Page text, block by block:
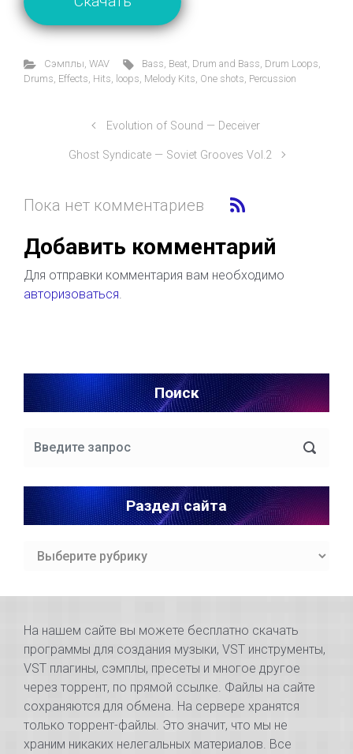
Cэмплы, WAV Bass, Beat, Drum and Bass, Drum Loops,
Drums, Effects, Hits, loops, Melody Kits, One shots, Percussion
Evolution of Sound — Deceiver
Ghost Syndicate — Soviet Grooves Vol.2
Пока нет комментариев
Добавить комментарий
Для отправки комментария вам необходимо
авторизоваться.
Поиск
Раздел сайта
Раздел
На нашем сайте вы можете бесплатно скачать
программы для создания музыки, VST инструменты,
VST плагины, сэмплы, пресеты и многое другое
через торрент, по прямой ссылке. Файлы на сайте
сохраняются для обмена. На сервере хранятся
только торрент-файлы. Это значит, что мы не
храним никаких нелегальных материалов. Все